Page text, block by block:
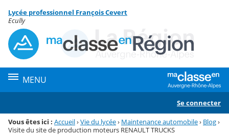
Menu de la rubrique
Contenu
Lycée professionnel François Cevert
Ecully
MENU
Se connecter
Vous êtes ici : Accueil›Vie du lycée› Maintenance automobile› Blog›
Visite du site de production moteurs RENAULT TRUCKS